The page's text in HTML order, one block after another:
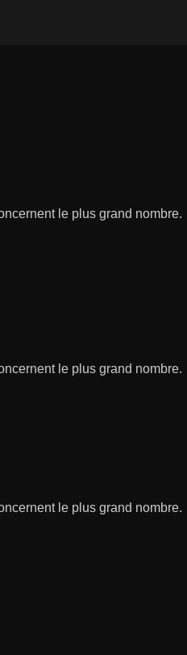
le plus grand nombre.
le plus grand nombre.
le plus grand nombre.